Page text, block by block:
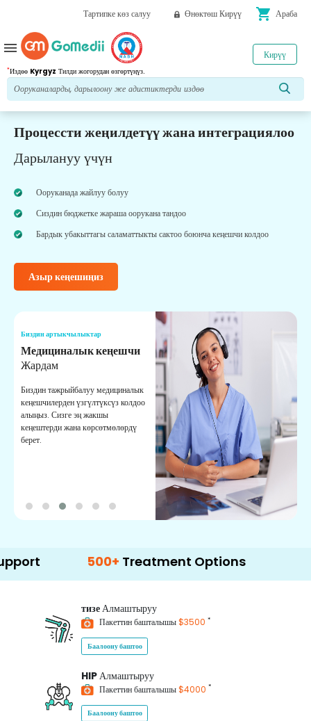
Тартипке көз салуу Өнөктөш Кирүү shopping_cart Араба
*Издөө Kyrgyz Тилди жогорудан өзгөртүңүз.
Кирүү
menu
Процессти жеңилдетүү жана интеграциялоо
Дарылануу үчүн
Ооруканада жайлуу болуу
Сиздин бюджетке жараша оорукана тандоо
Бардык убакыттагы саламаттыкты сактоо боюнча кеңешчи колдоо
Азыр кеңешиңиз
Биздин артыкчылыктар
Медициналык кеңешчи
Жардам
Биздин тажрыйбалуу медициналык
кеңешчилерден үзгүлтүксүз колдоо
алыңыз. Сизге эң жакшы
кеңештерди жана көрсөтмөлөрдү
берет.
500+ Treatment Options
тизеАлмаштыруу
Пакеттин башталышы$3500 *
Баалоону баштоо
HIPАлмаштыруу
Пакеттин башталышы$4000 *
Баалоону баштоо